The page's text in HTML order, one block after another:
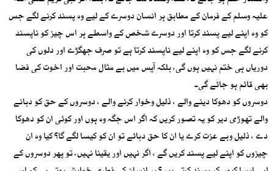
علیہ وسلم کے فرمان کے مطابق ہر انسان دوسرے کے لیے وہ پسند کرنے لگے جس
کو وہ اپنے لیے پسند کرتا اور دوسرے شخص کے واسطے ہر اس چیز کو ناپسند
کرنے لگے جس کو وہ اپنے لیے ناپسند کرتا ہے تو صرف جھگڑے اور دلوں کی
دوریاں ہی ختم نہیں ہوں گی، بلکہ آپس میں بے مثال محبت اور اخوت کی فضا
بھی قائم ہو جائے گی۔
دوسروں کو دھوکا دینے والے ، ذلیل وخوار کرنے والے ، دوسروں کے حق کو دبانے
والے تھوڑی دیر کو یہ تصور کریں کہ اگر اس جگہ وہ ہوں اور کوئی ان کو دھوکا
دے ، ذلیل وبے عزت کرے یا ان کا حق دبائے تو ان کو کیسا لگے گا؟ کیا وہ ان
چیزوں کو اپنے لیے پسند کریں گے ، اگر نہیں اور یقینا نہیں، تو پھر دوسروں کے